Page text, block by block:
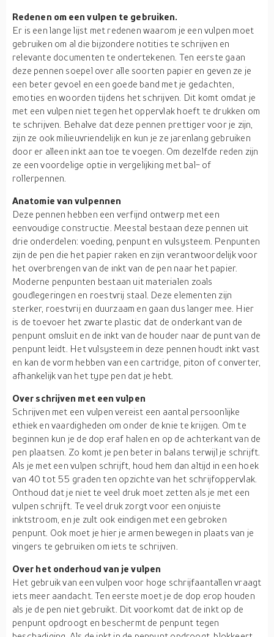
Redenen om een vulpen te gebruiken.
Er is een lange lijst met redenen waarom je een vulpen moet
gebruiken om al die bijzondere notities te schrijven en
relevante documenten te ondertekenen. Ten eerste gaan
deze pennen soepel over alle soorten papier en geven ze je
een beter gevoel en een goede band met je gedachten,
emoties en woorden tijdens het schrijven. Dit komt omdat je
met een vulpen niet tegen het oppervlak hoeft te drukken om
te schrijven. Behalve dat deze pennen prettiger voor je zijn,
zijn ze ook milieuvriendelijk en kun je ze jarenlang gebruiken
door er alleen inkt aan toe te voegen. Om dezelfde reden zijn
ze een voordelige optie in vergelijking met bal- of
rollerpennen.
Anatomie van vulpennen
Deze pennen hebben een verfijnd ontwerp met een
eenvoudige constructie. Meestal bestaan deze pennen uit
drie onderdelen: voeding, penpunt en vulsysteem. Penpunten
zijn de pen die het papier raken en zijn verantwoordelijk voor
het overbrengen van de inkt van de pen naar het papier.
Moderne penpunten bestaan uit materialen zoals
goudlegeringen en roestvrij staal. Deze elementen zijn
sterker, roestvrij en duurzaam en gaan dus langer mee. Hier
is de toevoer het zwarte plastic dat de onderkant van de
penpunt omsluit en de inkt van de houder naar de punt van de
penpunt leidt. Het vulsysteem in deze pennen houdt inkt vast
en kan de vorm hebben van een cartridge, piton of converter,
afhankelijk van het type pen dat je hebt.
Over schrijven met een vulpen
Schrijven met een vulpen vereist een aantal persoonlijke
ethiek en vaardigheden om onder de knie te krijgen. Om te
beginnen kun je de dop eraf halen en op de achterkant van de
pen plaatsen. Zo komt je pen beter in balans terwijl je schrijft.
Als je met een vulpen schrijft, houd hem dan altijd in een hoek
van 40 tot 55 graden ten opzichte van het schrijfoppervlak.
Onthoud dat je niet te veel druk moet zetten als je met een
vulpen schrijft. Te veel druk zorgt voor een onjuiste
inktstroom, en je zult ook eindigen met een gebroken
penpunt. Ook moet je hier je armen bewegen in plaats van je
vingers te gebruiken om iets te schrijven.
Over het onderhoud van je vulpen
Het gebruik van een vulpen voor hoge schrijfaantallen vraagt
iets meer aandacht. Ten eerste moet je de dop erop houden
als je de pen niet gebruikt. Dit voorkomt dat de inkt op de
penpunt opdroogt en beschermt de penpunt tegen